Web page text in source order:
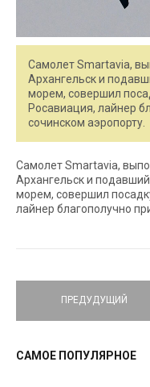
Самолет Smartavia,
Архангельск и
морем, совершил
Росавиация, лайнер
сочинском аэропорту.
Самолет Smartavia,
Архангельск и
морем, совершил
лайнер благополучно
ПРЕДУДУЩИЙ
САМОЕ ПОПУЛЯРНОЕ